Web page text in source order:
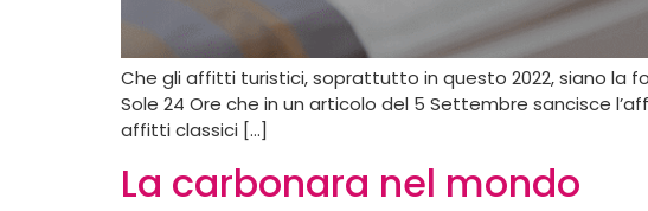
Che gli affitti turistici, soprattutto in questo 2022, siano la
Sole 24 Ore che in un articolo del 5 Settembre sancisce
affitti classici […]
La carbonara nel mondo